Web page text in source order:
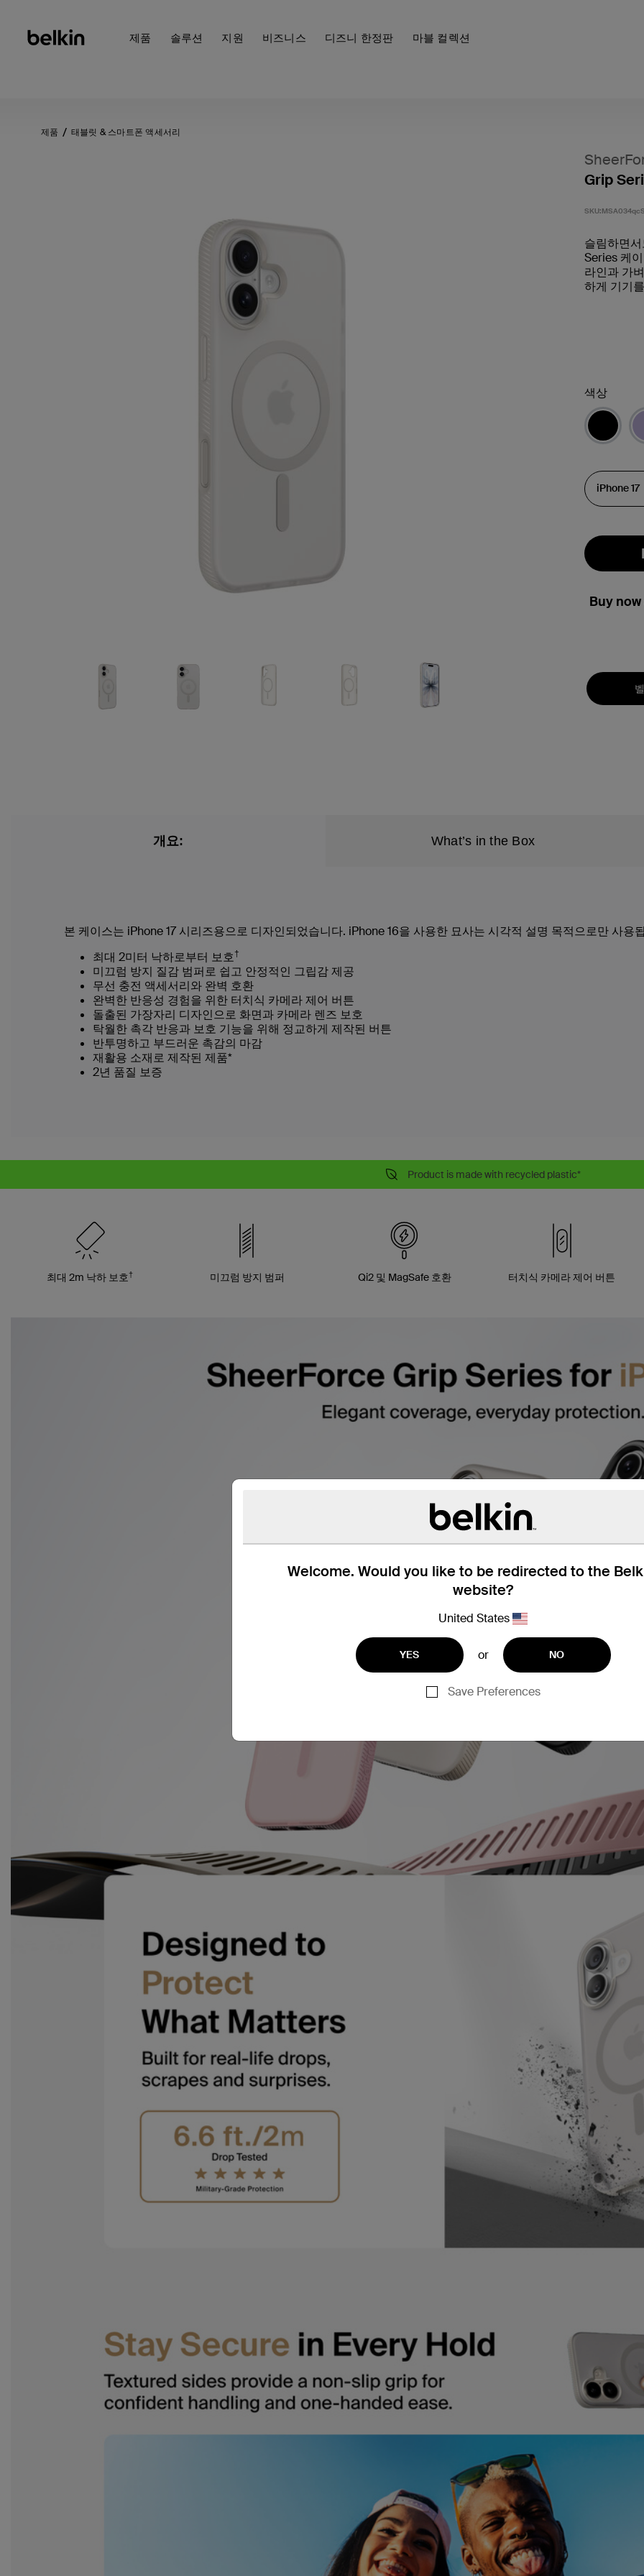
제품 솔루션 지원 비즈니스 디즈니 한정판 마블 컬렉션
Welcome. Would you like to be redirected to the
website?
United States
YES or NO
Save Preferences
제품 태블릿 & 스마트폰 액세서리
Grip
SKU:
슬림하면
Series 케
라인과 가
하게 기기
색상
Buy
개요: What’s in the Box
본 케이스는 iPhone 17 시리즈용으로 디자인되었습니다. iPhone 16을 사용한 묘사는 시각적 설명 목적으로만 사용
최대 2미터 낙하로부터 보호†
미끄럼 방지 질감 범퍼로 쉽고 안정적인 그립감 제공
무선 충전 액세서리와 완벽 호환
완벽한 반응성 경험을 위한 터치식 카메라 제어 버튼
돌출된 가장자리 디자인으로 화면과 카메라 렌즈 보호
탁월한 촉각 반응과 보호 기능을 위해 정교하게 제작된 버튼
반투명하고 부드러운 촉감의 마감
재활용 소재로 제작된 제품*
2년 품질 보증
Product is made with recycled plastic*
최대 2m 낙하 보호† 미끄럼 방지 범퍼 Qi2 및 MagSafe 호환 터치식 카메라 제어 버튼